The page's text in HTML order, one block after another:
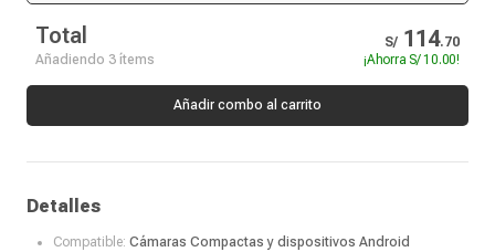
Total S/ 114.70
Añadiendo 3 ítems
¡AhorraS/ 10.00!
Añadir combo al carrito
Detalles
Compatible: Cámaras Compactas y dispositivos Android